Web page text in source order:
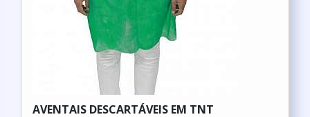
AVENTAIS DESCARTÁVEIS EM TNT